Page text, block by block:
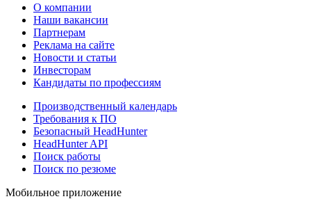
О компании
Наши вакансии
Партнерам
Реклама на сайте
Новости и статьи
Инвесторам
Кандидаты по профессиям
Производственный календарь
Требования к ПО
Безопасный HeadHunter
HeadHunter API
Поиск работы
Поиск по резюме
Мобильное приложение